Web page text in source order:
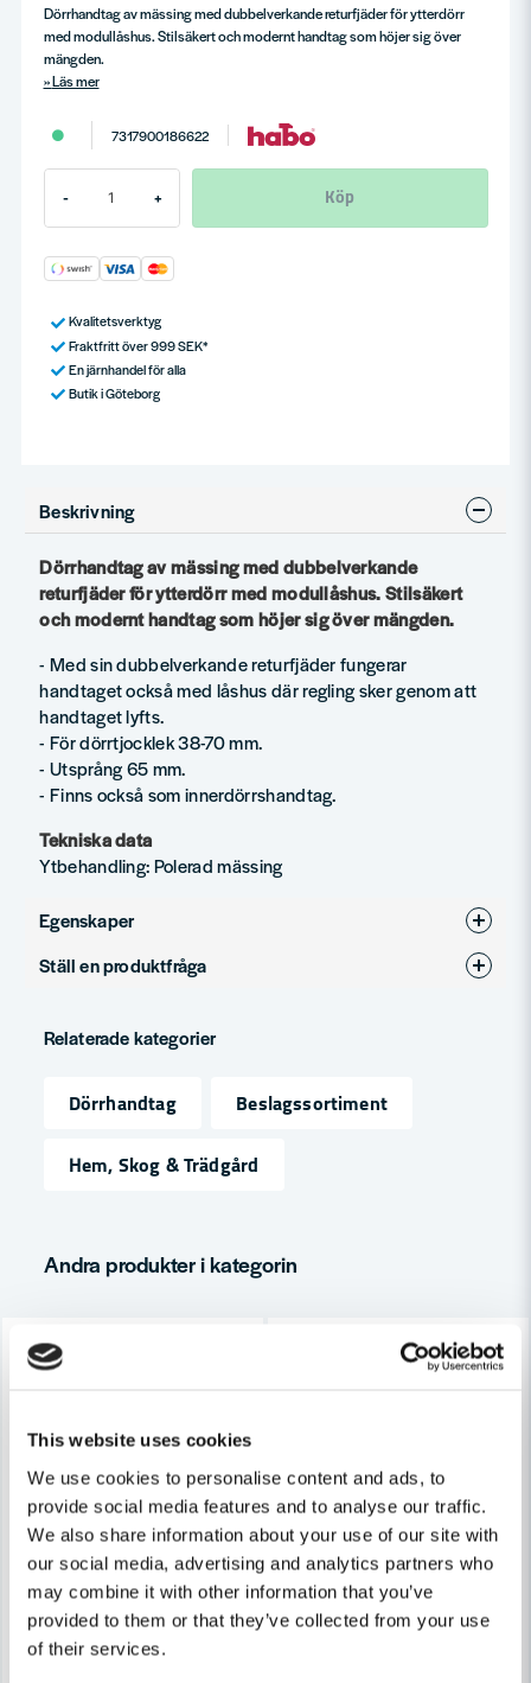
This website uses cookies
We use cookies to personalise content and ads, to
provide social media features and to analyse our traffic.
We also share information about your use of our site with
our social media, advertising and analytics partners who
may combine it with other information that you’ve
provided to them or that they’ve collected from your use
of their services.
Dörrhandtag av mässing med dubbelverkande returfjäder för ytterdörr
med modullåshus. Stilsäkert och modernt handtag som höjer sig över
mängden.
Läs mer
7317900186622
- + Köp
Kvalitetsverktyg
Fraktfritt över 999 SEK*
En järnhandel för alla
Butik i Göteborg
Beskrivning
Dörrhandtag av mässing med dubbelverkande
returfjäder för ytterdörr med modullåshus. Stilsäkert
och modernt handtag som höjer sig över mängden.
- Med sin dubbelverkande returfjäder fungerar
handtaget också med låshus där regling sker genom att
handtaget lyfts.
- För dörrtjocklek 38-70 mm.
- Utsprång 65 mm.
- Finns också som innerdörrshandtag.
Tekniska data
Ytbehandling: Polerad mässing
Egenskaper
Ytbehandling
Ställ en produktfråga
Fråga oss något om denna produkten...
Namn
Skicka fråga
Relaterade kategorier
Dörrhandtag
Beslagssortiment
Hem, Skog & Trädgård
Andra produkter i kategorin
HABO
Habo Dörrhandtag Denver Kombi Borstad krom SB
411 kr
-16%
HABO
Habo Dörrhandtag Boston